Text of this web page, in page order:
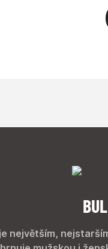
největším,